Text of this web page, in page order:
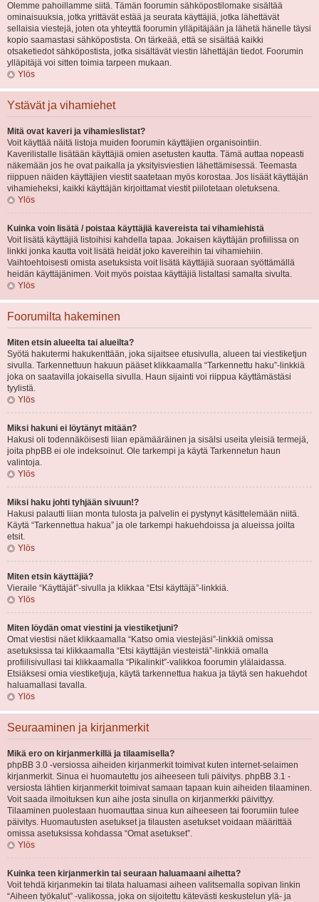
Olemme pahoillamme siitä. Tämän foorumin sähköpostilomake sisältää
ominaisuuksia, jotka yrittävät estää ja seurata käyttäjiä, jotka lähettävät
sellaisia viestejä, joten ota yhteyttä foorumin ylläpitäjään ja lähetä hänelle täysi
kopio saamastasi sähköpostista. On tärkeää, että se sisältää kaikki
otsaketiedot sähköpostista, jotka sisältävät viestin lähettäjän tiedot. Foorumin
ylläpitäjä voi sitten toimia tarpeen mukaan.
Ylös
Ystävät ja vihamiehet
Mitä ovat kaveri ja vihamieslistat?
Voit käyttää näitä listoja muiden foorumin käyttäjien organisointiin.
Kaverilistalle lisätään käyttäjiä omien asetusten kautta. Tämä auttaa nopeasti
näkemään jos he ovat paikalla ja yksityisviestien lähettämisessä. Teemasta
riippuen näiden käyttäjien viestit saatetaan myös korostaa. Jos lisäät käyttäjän
vihamieheksi, kaikki käyttäjän kirjoittamat viestit piilotetaan oletuksena.
Ylös
Kuinka voin lisätä / poistaa käyttäjiä kavereista tai vihamiehistä
Voit lisätä käyttäjiä listoihisi kahdella tapaa. Jokaisen käyttäjän profiilissa on
linkki jonka kautta voit lisätä heidät joko kavereihin tai vihamiehiin.
Vaihtoehtoisesti omista asetuksista voit lisätä käyttäjiä suoraan syöttämällä
heidän käyttäjänimen. Voit myös poistaa käyttäjiä listaltasi samalta sivulta.
Ylös
Foorumilta hakeminen
Miten etsin alueelta tai alueilta?
Syötä hakutermi hakukenttään, joka sijaitsee etusivulla, alueen tai viestiketjun
sivulla. Tarkennettuun hakuun pääset klikkaamalla “Tarkennettu haku”-linkkiä
joka on saatavilla jokaisella sivulla. Haun sijainti voi riippua käyttämästäsi
tyylistä.
Ylös
Miksi hakuni ei löytänyt mitään?
Hakusi oli todennäköisesti liian epämääräinen ja sisälsi useita yleisiä termejä,
joita phpBB ei ole indeksoinut. Ole tarkempi ja käytä Tarkennetun haun
valintoja.
Ylös
Miksi haku johti tyhjään sivuun!?
Hakusi palautti liian monta tulosta ja palvelin ei pystynyt käsittelemään niitä.
Käytä “Tarkennettua hakua” ja ole tarkempi hakuehdoissa ja alueissa joilta
etsit.
Ylös
Miten etsin käyttäjiä?
Vieraile “Käyttäjät”-sivulla ja klikkaa “Etsi käyttäjä”-linkkiä.
Ylös
Miten löydän omat viestini ja viestiketjuni?
Omat viestisi näet klikkaamalla “Katso omia viestejäsi”-linkkiä omissa
asetuksissa tai klikkaamalla “Etsi käyttäjän viesteistä”-linkkiä omalla
profiilisivullasi tai klikkaamalla “Pikalinkit”-valikkoa foorumin ylälaidassa.
Etsiäksesi omia viestiketjuja, käytä tarkennettua hakua ja täytä sen hakuehdot
haluamallasi tavalla.
Ylös
Seuraaminen ja kirjanmerkit
Mikä ero on kirjanmerkillä ja tilaamisella?
phpBB 3.0 -versiossa aiheiden kirjanmerkit toimivat kuten internet-selaimen
kirjanmerkit. Sinua ei huomautettu jos aiheeseen tuli päivitys. phpBB 3.1 -
versiosta lähtien kirjanmerkit toimivat samaan tapaan kuin aiheiden tilaaminen.
Voit saada ilmoituksen kun aihe josta sinulla on kirjanmerkki päivittyy.
Tilaaminen puolestaan huomauttaa sinua kun aiheeseen tai foorumiin tulee
päivitys. Huomautusten asetukset ja tilausten asetukset voidaan määrittää
omissa asetuksissa kohdassa “Omat asetukset”.
Ylös
Kuinka teen kirjanmerkin tai seuraan haluamaani aihetta?
Voit tehdä kirjanmekin tai tilata haluamasi aiheen valitsemalla sopivan linkin
“Aiheen työkalut” -valikossa, joka on sijoitettu kätevästi keskustelun ylä- ja